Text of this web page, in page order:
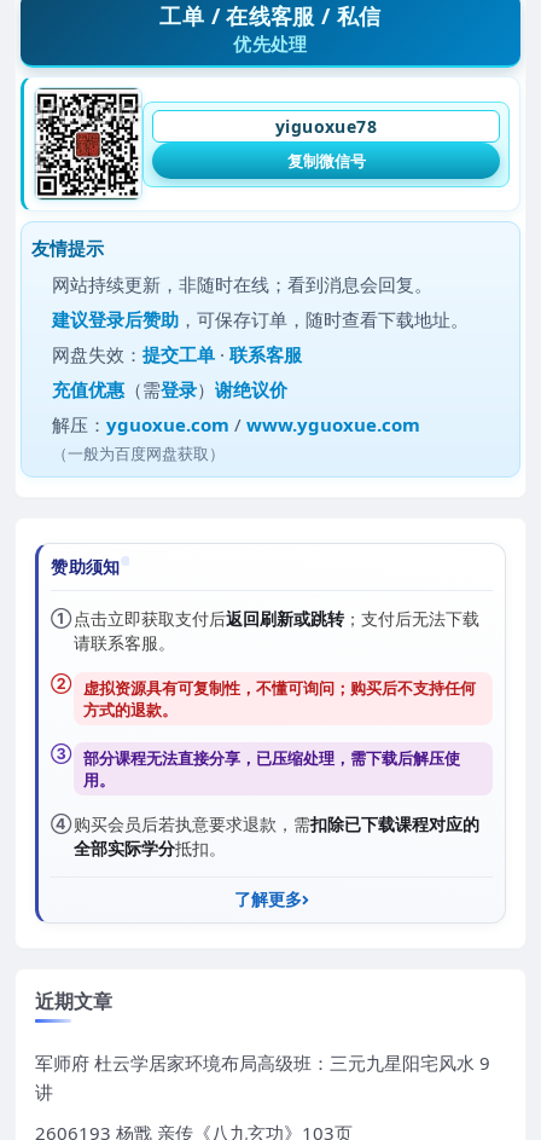
工单 / 在线客服 / 私信
优先处理
yiguoxue78
复制微信号
友情提示
网站持续更新，非随时在线；看到消息会回复。
建议登录后赞助 ，可保存订单，随时查看下载地址。
网盘失效：提交工单 ·联系客服
充值优惠 （需登录）谢绝议价
解压：yguoxue.com /www.yguoxue.com
（一般为百度网盘获取）
赞助须知
①点击立即获取支付后返回刷新或跳转；支付后无法下载
请联系客服。
② 虚拟资源具有可复制性，不懂可询问；购买后不支持任何
方式的退款。
③ 部分课程无法直接分享，已压缩处理，需下载后解压使
用。
④购买会员后若执意要求退款，需扣除已下载课程对应的
全部实际学分抵扣。
了解更多
近期文章
军师府 杜云学居家环境布局高级班：三元九星阳宅风水 9
讲
2606193 杨戬 亲传《八九玄功》103页